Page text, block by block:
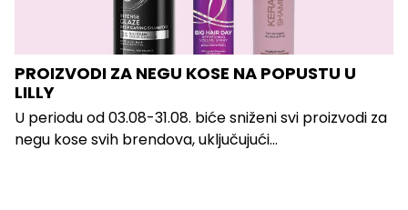
PROIZVODI ZA NEGU KOSE NA POPUSTU U
LILLY
U periodu od 03.08-31.08. biće sniženi svi proizvodi za
negu kose svih brendova, uključujući...